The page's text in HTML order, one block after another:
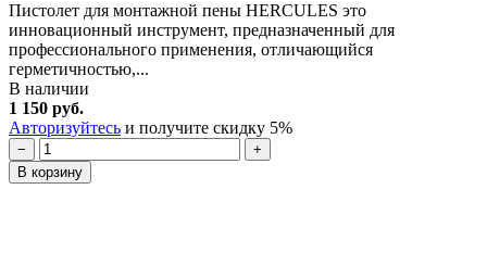
Пистолет для монтажной пены HERCULES это
инновационный инструмент, предназначенный для
профессионального применения, отличающийся
герметичностью,...
В наличии
1 150 руб.
Авторизуйтесь и получите скидку 5%
−
+
В корзину